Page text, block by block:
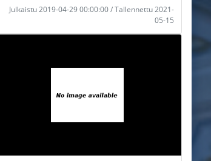
Julkaistu 2019-04-29 00:00:00 / Tallennettu 2021-
05-15